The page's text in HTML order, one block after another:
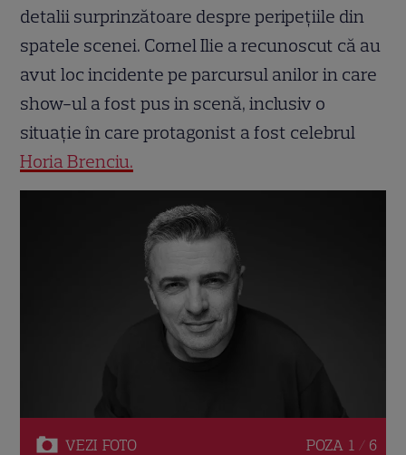
detalii surprinzătoare despre peripețiile din
spatele scenei. Cornel Ilie a recunoscut că au
avut loc incidente pe parcursul anilor in care
show-ul a fost pus in scenă, inclusiv o
situație în care protagonist a fost celebrul
Horia Brenciu.
VEZI FOTO POZA 1 / 6